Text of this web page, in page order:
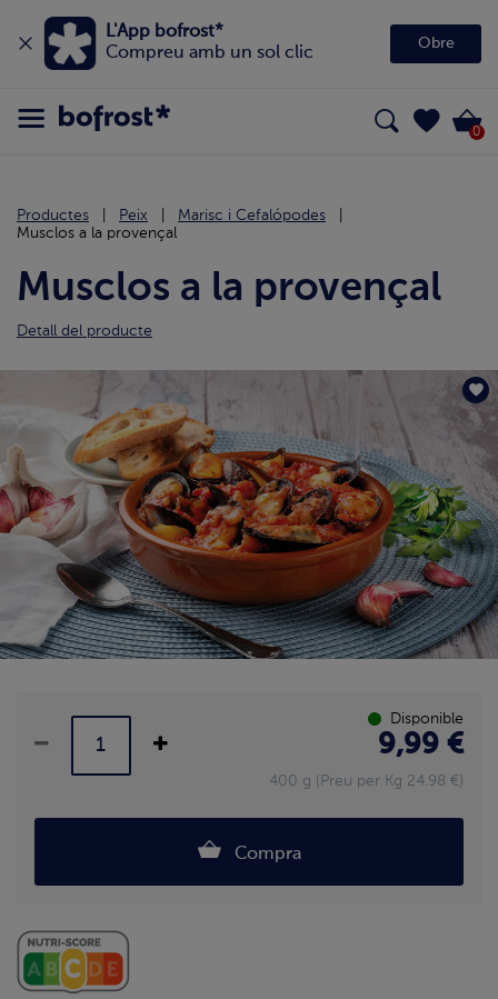
L'App bofrost*
Compreu amb un sol clic
Obre
0
Productes Peix
Marisc i Cefalópodes
Musclos a la provençal
Musclos a la provençal
Detall del producte
Disponible
9,99 €
400 g (Preu per Kg 24.98 €)
Compra